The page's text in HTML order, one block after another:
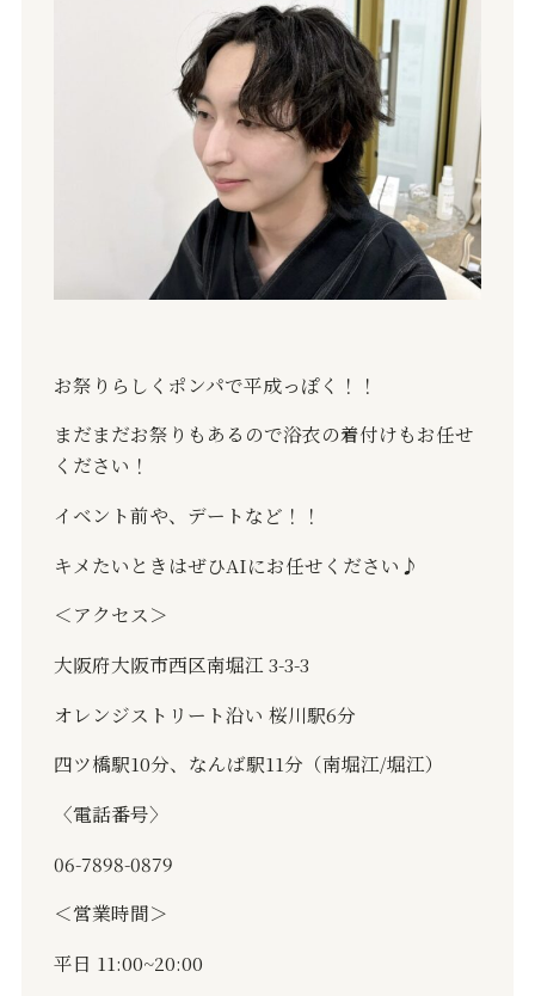
お祭りらしくポンパで平成っぽく！！
まだまだお祭りもあるので浴衣の着付けもお任せ
ください！
イベント前や、デートなど！！
キメたいときはぜひAIにお任せください♪
＜アクセス＞
大阪府大阪市西区南堀江 3-3-3
オレンジストリート沿い 桜川駅6分
四ツ橋駅10分、なんば駅11分（南堀江/堀江）
〈電話番号〉
06-7898-0879
＜営業時間＞
平日 11:00~20:00